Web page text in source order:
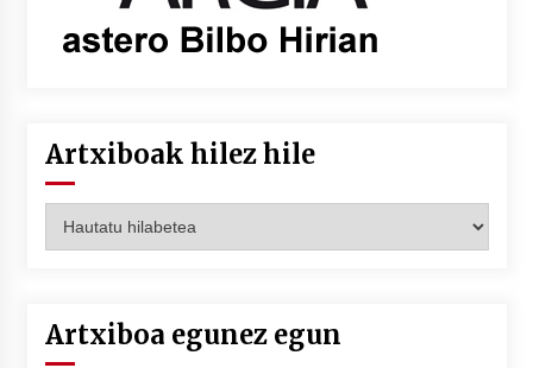
Artxiboak hilez hile
hilez
Artxiboa egunez egun